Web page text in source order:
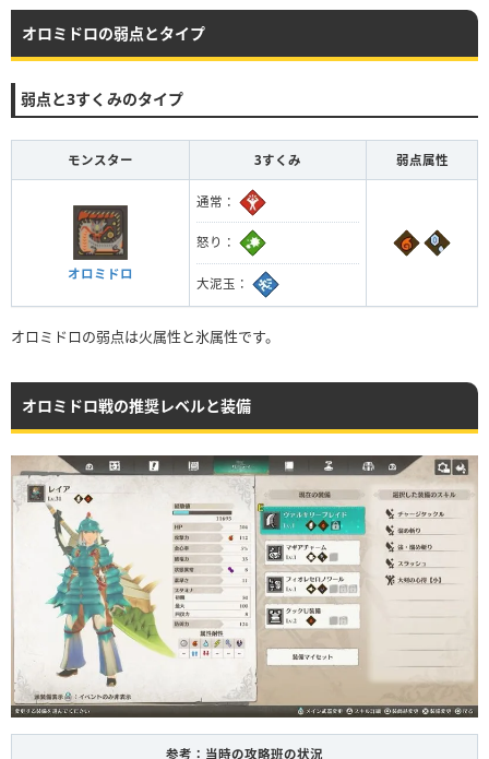
オロミドロの弱点とタイプ
弱点と3すくみのタイプ
モンスター 3すくみ 弱点属性
オロミドロ
通常：
怒り：
大泥玉：
オロミドロの弱点は火属性と氷属性です。
オロミドロ戦の推奨レベルと装備
参考：当時の攻略班の状況